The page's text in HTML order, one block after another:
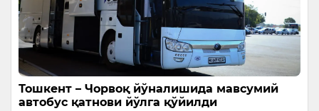
Тошкент – Чорвоқ йўналишида мавсумий
автобус қатнови йўлга қўйилди